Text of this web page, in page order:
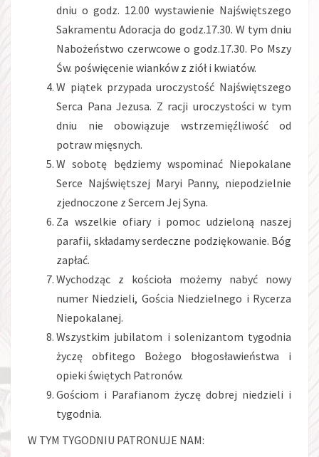
dniu o godz. 12.00 wystawienie Najświętszego
Sakramentu Adoracja do godz.17.30. W tym dniu
Nabożeństwo czerwcowe o godz.17.30. Po Mszy
Św. poświęcenie wianków z ziół i kwiatów.
W piątek przypada uroczystość Najświętszego
Serca Pana Jezusa. Z racji uroczystości w tym
dniu nie obowiązuje wstrzemięźliwość od
potraw mięsnych.
W sobotę będziemy wspominać Niepokalane
Serce Najświętszej Maryi Panny, niepodzielnie
zjednoczone z Sercem Jej Syna.
Za wszelkie ofiary i pomoc udzieloną naszej
parafii, składamy serdeczne podziękowanie. Bóg
zapłać.
Wychodząc z kościoła możemy nabyć nowy
numer Niedzieli, Gościa Niedzielnego i Rycerza
Niepokalanej.
Wszystkim jubilatom i solenizantom tygodnia
życzę obfitego Bożego błogosławieństwa i
opieki świętych Patronów.
Gościom i Parafianom życzę dobrej niedzieli i
tygodnia.
W TYM TYGODNIU PATRONUJE NAM: